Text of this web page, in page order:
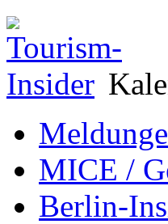
MICE /
Berlin-